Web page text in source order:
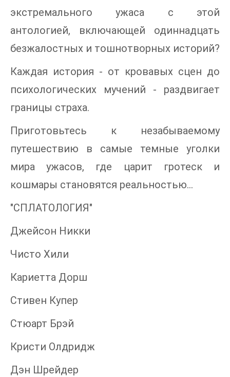
экстремального ужаса с этой
антологией, включающей одиннадцать
безжалостных и тошнотворных историй?
Каждая история - от кровавых сцен до
психологических мучений - раздвигает
границы страха.
Приготовьтесь к незабываемому
путешествию в самые темные уголки
мира ужасов, где царит гротеск и
кошмары становятся реальностью...
"СПЛАТОЛОГИЯ"
Джейсон Никки
Чисто Хили
Кариетта Дорш
Стивен Купер
Стюарт Брэй
Кристи Олдридж
Дэн Шрейдер